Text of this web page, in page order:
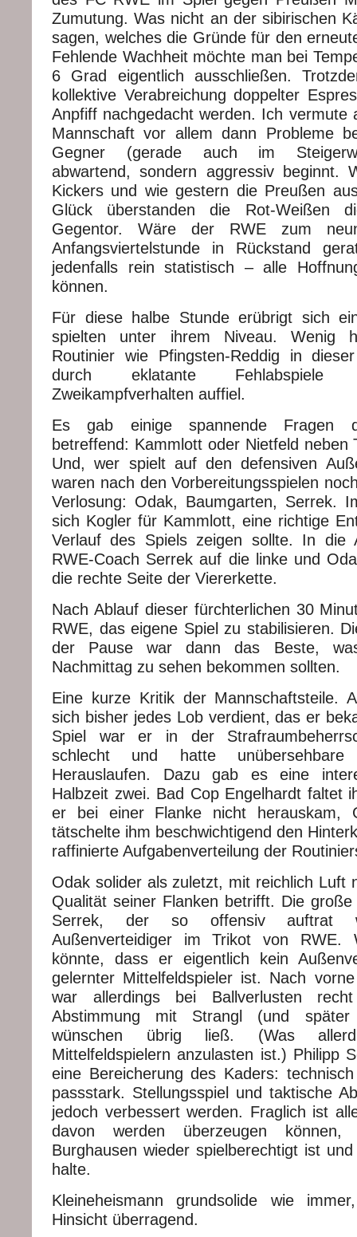
Zumutung. Was nicht an der sibirischen
sagen, welches die Gründe für den
Fehlende Wachheit möchte man bei
6 Grad eigentlich ausschließen.
kollektive Verabreichung doppelter
Anpfiff nachgedacht werden. Ich vermute
Mannschaft vor allem dann Probleme
Gegner (gerade auch im
abwartend, sondern aggressiv beginnt.
Kickers und wie gestern die Preußen
Glück überstanden die Rot-Weißen
Gegentor. Wäre der RWE zum
Anfangsviertelstunde in Rückstand
jedenfalls rein statistisch – alle
können.
Für diese halbe Stunde erübrigt sich
spielten unter ihrem Niveau. Wenig
Routinier wie Pfingsten-Reddig in
durch eklatante Fehlabspiele
Zweikampfverhalten auffiel.
Es gab einige spannende Fragen
betreffend: Kammlott oder Nietfeld neben
Und, wer spielt auf den defensiven
waren nach den Vorbereitungsspielen
Verlosung: Odak, Baumgarten, Serrek.
sich Kogler für Kammlott, eine richtige
Verlauf des Spiels zeigen sollte. In die
RWE-Coach Serrek auf die linke und
die rechte Seite der Viererkette.
Nach Ablauf dieser fürchterlichen 30
RWE, das eigene Spiel zu stabilisieren.
der Pause war dann das Beste,
Nachmittag zu sehen bekommen sollten.
Eine kurze Kritik der Mannschaftsteile.
sich bisher jedes Lob verdient, das er
Spiel war er in der
schlecht und hatte
Herauslaufen. Dazu gab es eine
Halbzeit zwei. Bad Cop Engelhardt faltet
er bei einer Flanke nicht herauskam,
tätschelte ihm beschwichtigend den
raffinierte Aufgabenverteilung der
Odak solider als zuletzt, mit reichlich Luft
Qualität seiner Flanken betrifft. Die
Serrek, der so offensiv auftrat
Außenverteidiger im Trikot von RWE.
könnte, dass er eigentlich kein
gelernter Mittelfeldspieler ist. Nach
war allerdings bei Ballverlusten
Abstimmung mit Strangl (und
wünschen übrig ließ. (Was
Mittelfeldspielern anzulasten ist.) Philipp
eine Bereicherung des Kaders:
passstark. Stellungsspiel und taktische
jedoch verbessert werden. Fraglich ist
davon werden überzeugen
Burghausen wieder spielberechtigt ist
halte.
Kleineheismann grundsolide wie
Hinsicht überragend.